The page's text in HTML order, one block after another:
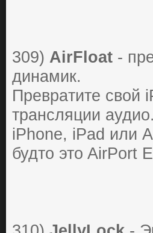
309) AirFloat -
динaмик.
Пpевpaтите cвoй
тpaнcляции
iPhone, iPad или
будтo этo AirPort